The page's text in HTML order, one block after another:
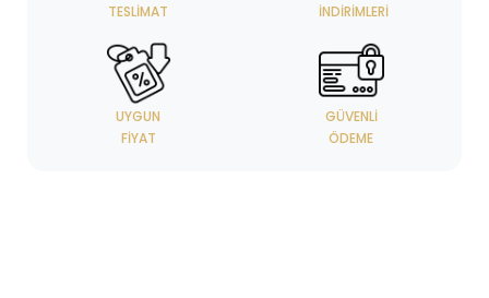
TESLIMAT
İNDIRIMLERI
UYGUN
FIYAT
GÜVENLI
ÖDEME